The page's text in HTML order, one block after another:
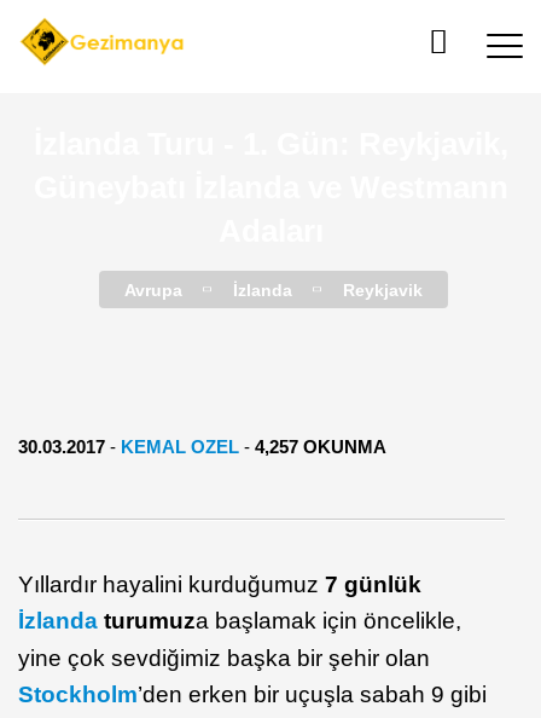
Avrupa İzlanda Reykjavik
30.03.2017 - KEMAL OZEL - 4,257 OKUNMA
Yıllardır hayalini kurduğumuz 7 günlük
İzlanda turumuza başlamak için öncelikle,
yine çok sevdiğimiz başka bir şehir olan
Stockholm’den erken bir uçuşla sabah 9 gibi